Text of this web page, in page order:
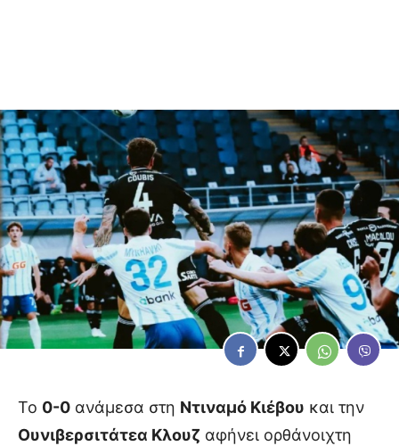
Το 0-0 ανάμεσα στη Ντιναμό Κιέβου και την
Ουνιβερσιτάτεα Κλουζ αφήνει ορθάνοιχτη